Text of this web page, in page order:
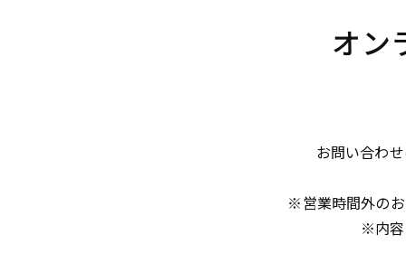
オン
お問い合わ
※営業時間外の
※内容